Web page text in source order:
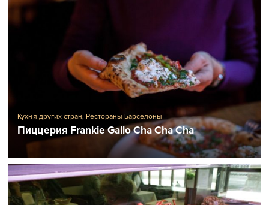
Кухня других стран, Рестораны Барселоны
Пиццерия Frankie Gallo Cha Cha Cha